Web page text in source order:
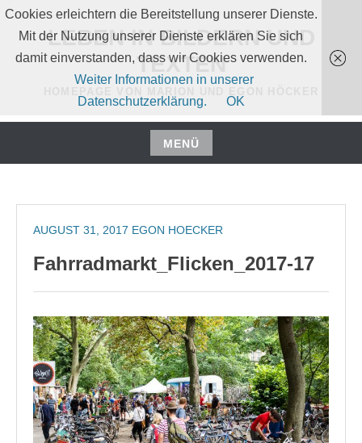
Zum
Inhalt
springen
LEBEN IN BILDERN UND
TEXTEN
MENÜ
Zum
springen
AUGUST 31, 2017 EGON HOECKER
Fahrradmarkt_Flicken_2017-17
Cookies erleichtern die Bereitstellung unserer Dienste.
Mit der Nutzung unserer Dienste erklären Sie sich
damit einverstanden, dass wir Cookies verwenden.
Weiter Informationen in unserer
Datenschutzerklärung.
OK